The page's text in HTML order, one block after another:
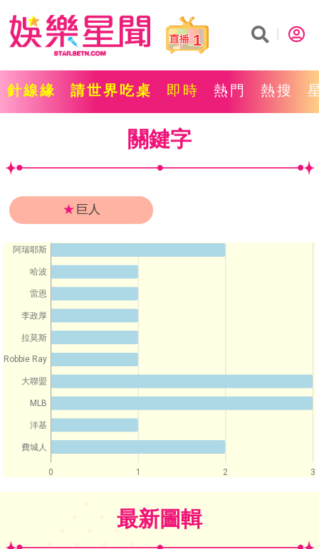
1
針線緣 請世界吃桌 即時 熱門 熱搜
關鍵字
★ 巨人
0 1 2 3
阿瑞耶斯
哈波
雷恩
李政厚
拉莫斯
Robbie Ray
大聯盟
MLB
洋基
費城人
最新圖輯